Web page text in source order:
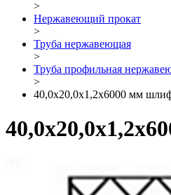
>
Нержавеющий прокат
>
Труба нержавеющая
>
Труба профильная
>
40,0х20,0х1,2х6000 мм